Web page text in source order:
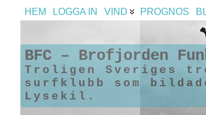
HEM LOGGA IN VIND PROGNOS
BFC – Brofjorden
Troligen Sveriges
surfklubb som
Lysekil.